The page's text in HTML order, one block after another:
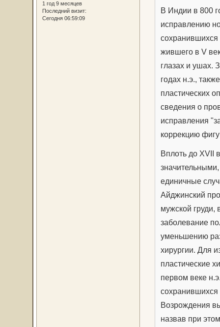
1 год 9 месяцев
Последний визит:
Сегодня 06:59:09
В Индии в 800
исправлению
сохранившихся
жившего в V
глазах и ушах.
годах н.э.,
пластических
сведения о
исправления
коррекцию
Вплоть до XVII
единичные
Айджинский
мужской груди,
заболевание
уменьшению
хирургии. Для
пластические
первом веке
сохранившихся
Возрождения
назвав при